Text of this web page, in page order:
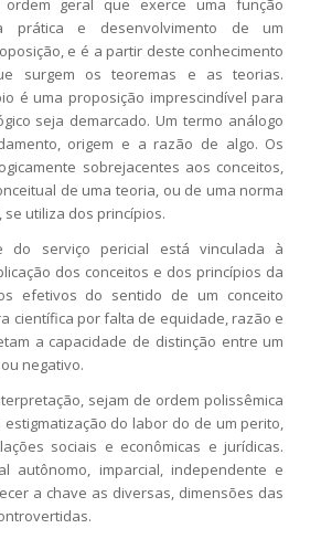
geral que exerce uma função
prática e desenvolvimento de um
e é a partir deste conhecimento
surgem os teoremas e as teorias.
é uma proposição imprescindível para
seja demarcado. Um termo análogo
origem e a razão de algo. Os
sobrejacentes aos conceitos,
de uma teoria, ou de uma norma
utiliza dos princípios.
serviço pericial está vinculada à
dos conceitos e dos princípios da
efetivos do sentido de um conceito
científica por falta de equidade, razão e
a capacidade de distinção entre um
negativo.
sejam de ordem polissêmica
estigmatização do labor do de um perito,
sociais e econômicas e jurídicas.
autônomo, imparcial, independente e
a chave as diversas, dimensões das